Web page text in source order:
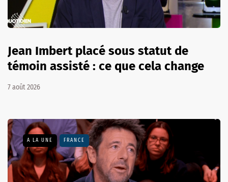
Jean Imbert placé sous statut de
témoin assisté : ce que cela change
7 août 2026
A LA UNE FRANCE